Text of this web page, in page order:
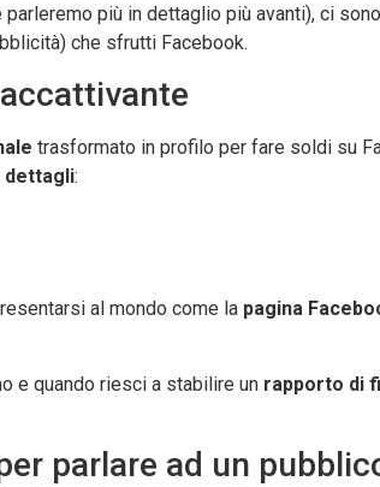
parleremo più in dettaglio più avanti), ci
che sfrutti Facebook.
trasformato in profilo per fare soldi su
dettagli:
al mondo come la pagina
e quando riesci a stabilire un rapporto di
parlare ad un